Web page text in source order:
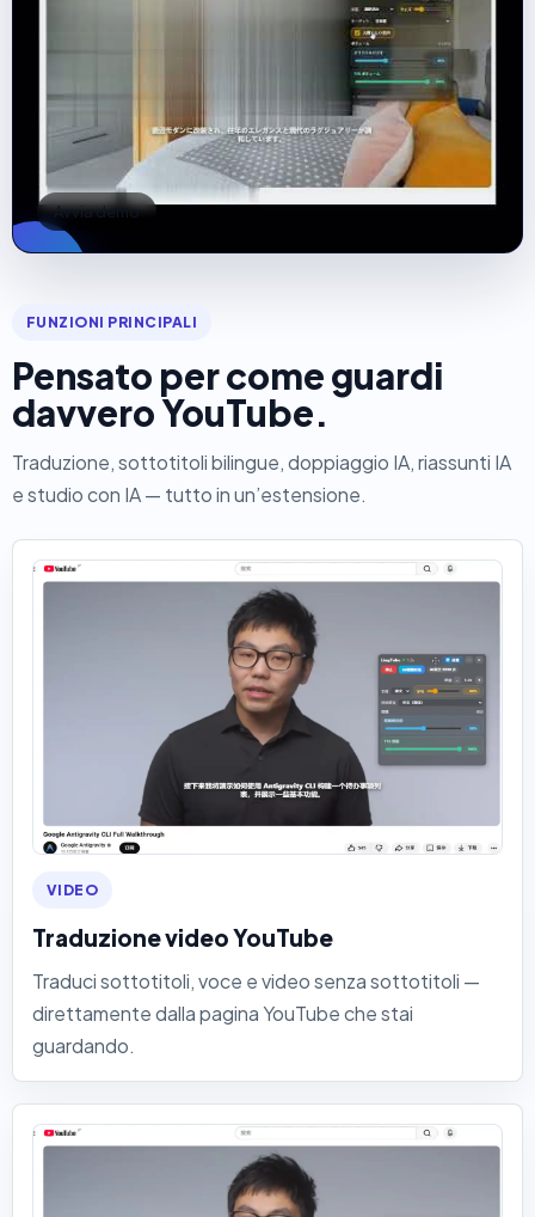
Avvia demo
FUNZIONI PRINCIPALI
Pensato per come guardi
davvero YouTube.
Traduzione, sottotitoli bilingue, doppiaggio IA, riassunti IA
e studio con IA — tutto in un’estensione.
VIDEO
Traduzione video YouTube
Traduci sottotitoli, voce e video senza sottotitoli —
direttamente dalla pagina YouTube che stai
guardando.